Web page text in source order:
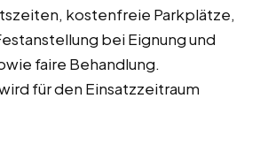
kostenfreie Parkplätze,
bei Eignung und
faire Behandlung.
für den Einsatzzeitraum